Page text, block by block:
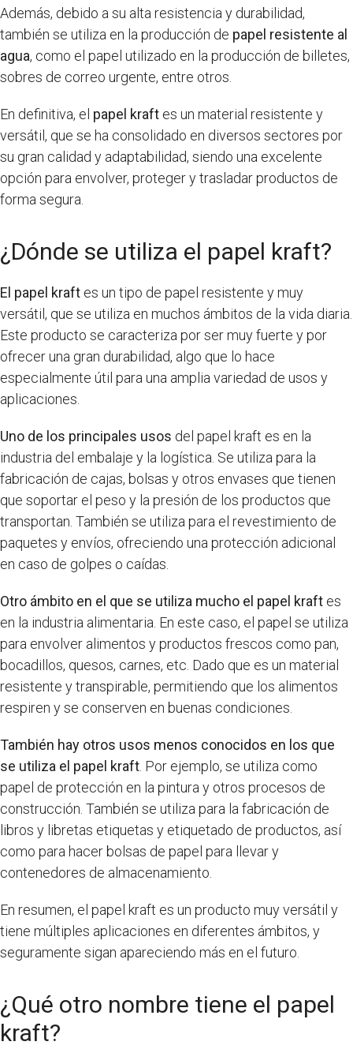
Además, debido a su alta resistencia y durabilidad,
también se utiliza en la producción de papel resistente al
agua, como el papel utilizado en la producción de billetes,
sobres de correo urgente, entre otros.
En definitiva, el papel kraft es un material resistente y
versátil, que se ha consolidado en diversos sectores por
su gran calidad y adaptabilidad, siendo una excelente
opción para envolver, proteger y trasladar productos de
forma segura.
¿Dónde se utiliza el papel kraft?
El papel kraft es un tipo de papel resistente y muy
versátil, que se utiliza en muchos ámbitos de la vida diaria.
Este producto se caracteriza por ser muy fuerte y por
ofrecer una gran durabilidad, algo que lo hace
especialmente útil para una amplia variedad de usos y
aplicaciones.
Uno de los principales usos del papel kraft es en la
industria del embalaje y la logística. Se utiliza para la
fabricación de cajas, bolsas y otros envases que tienen
que soportar el peso y la presión de los productos que
transportan. También se utiliza para el revestimiento de
paquetes y envíos, ofreciendo una protección adicional
en caso de golpes o caídas.
Otro ámbito en el que se utiliza mucho el papel kraft es
en la industria alimentaria. En este caso, el papel se utiliza
para envolver alimentos y productos frescos como pan,
bocadillos, quesos, carnes, etc. Dado que es un material
resistente y transpirable, permitiendo que los alimentos
respiren y se conserven en buenas condiciones.
También hay otros usos menos conocidos en los que
se utiliza el papel kraft . Por ejemplo, se utiliza como
papel de protección en la pintura y otros procesos de
construcción. También se utiliza para la fabricación de
libros y libretas etiquetas y etiquetado de productos, así
como para hacer bolsas de papel para llevar y
contenedores de almacenamiento.
En resumen, el papel kraft es un producto muy versátil y
tiene múltiples aplicaciones en diferentes ámbitos, y
seguramente sigan apareciendo más en el futuro.
¿Qué otro nombre tiene el papel
kraft?